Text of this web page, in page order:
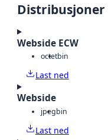
Distribusjoner
Webside ECW
octetbin
Last ned
Webside
jpegbin
Last ned